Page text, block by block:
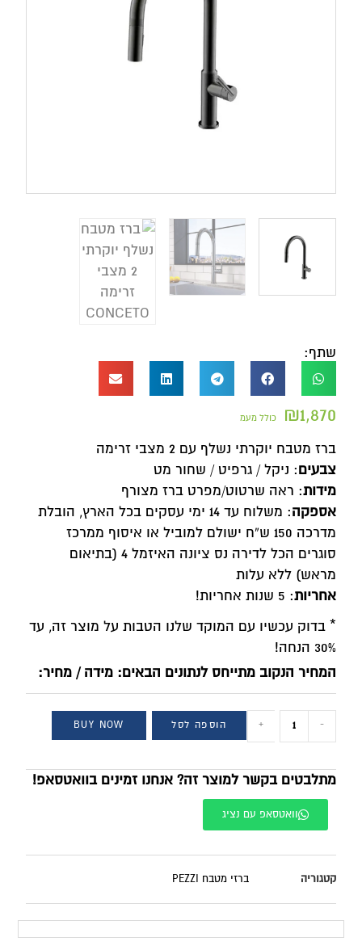
שתף:
₪1,870 כולל מעמ
ברז מטבח יוקרתי נשלף עם 2 מצבי זרימה
צבעים: ניקל / גרפיט / שחור מט
מידות: ראה שרטוט/מפרט ברז מצורף
אספקה
: משלוח עד 14 ימי עסקים בכל הארץ, הובלת
מדרכה 150 ש”ח ישולם למוביל או איסוף ממרכז
סוגרים הכל לדירה נס ציונה האיזמל 4 (בתיאום
מראש) ללא עלות
אחריות: 5 שנות אחריות!
* בדוק עכשיו עם המוקד שלנו הטבות על מוצר זה, עד
30% הנחה!
המחיר הנקוב מתייחס לנתונים הבאים: מידה / מחיר:
-
+ הוספה לסל BUY NOW
מתלבטים בקשר למוצר זה? אנחנו זמינים בוואטסאפ!
וואטסאפ עם נציג
קטגוריה ברזי מטבח PEZZI